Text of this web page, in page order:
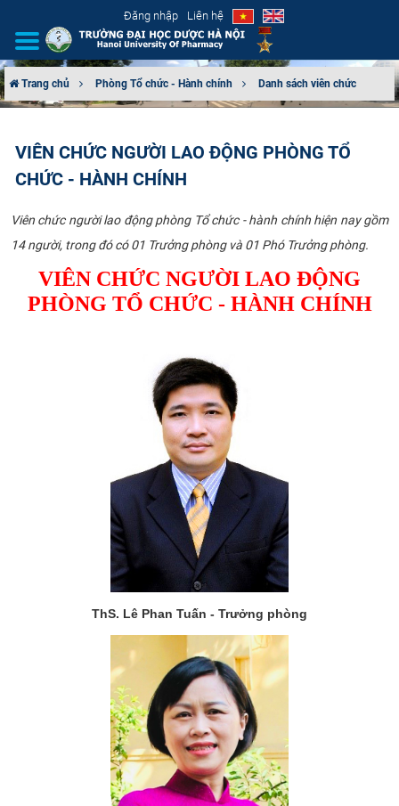
Đăng nhập Liên hệ
CƠ CẤU TỔ CHỨC
ĐÀO TẠO
ĐẢM BẢO CHẤT LƯỢNG
Trang chủ Phòng Tổ chức - Hành chính Danh sách viên chức
VIÊN CHỨC NGƯỜI LAO ĐỘNG PHÒNG TỔ
CHỨC - HÀNH CHÍNH
Viên chức người lao động phòng Tổ chức - hành chính hiện nay gồm
14 người, trong đó có 01 Trưởng phòng và 01 Phó Trưởng phòng.
VIÊN CHỨC NGƯỜI LAO ĐỘNG
PHÒNG TỔ CHỨC - HÀNH CHÍNH
ThS. Lê Phan Tuấn - Trưởng phòng